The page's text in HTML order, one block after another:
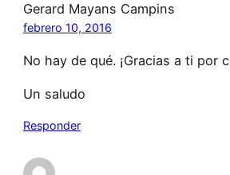
Gerard Mayans Campins
febrero 10, 2016
No hay de qué. ¡Gracias a ti por
Un saludo
Responder